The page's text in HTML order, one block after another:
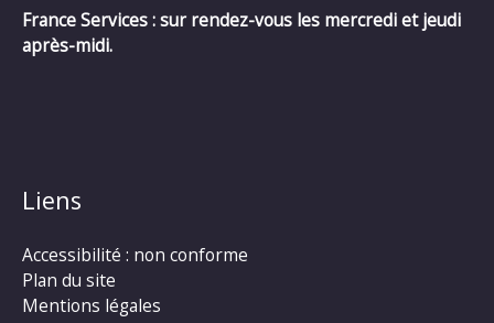
France Services : sur rendez-vous les mercredi et jeudi
après-midi.
Liens
Accessibilité : non conforme
Plan du site
Mentions légales